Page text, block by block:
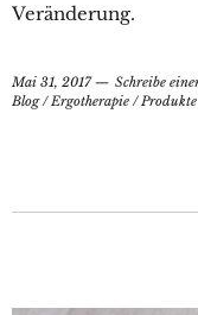
Veränderung.
Mai 31, 2017
Schreibe
Blog/ Ergotherapie /